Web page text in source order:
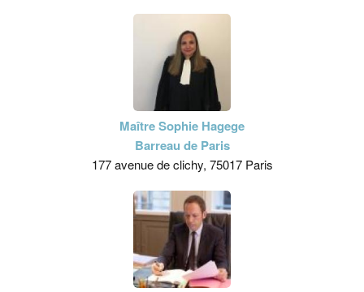
Maître Sophie Hagege
Barreau de Paris
177 avenue de clichy, 75017 Paris